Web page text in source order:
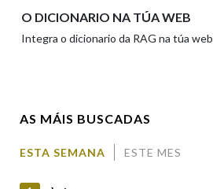
O DICIONARIO NA TÚA WEB
Integra o dicionario da RAG na túa web
AS MÁIS BUSCADAS
ESTA SEMANA ESTE MES